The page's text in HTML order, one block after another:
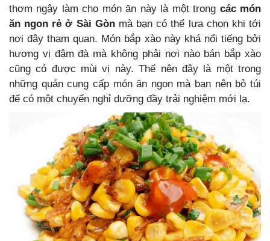
thơm ngậy làm cho món ăn này là một trong các món
ăn ngon rẻ ở Sài Gòn mà bạn có thể lựa chọn khi tới
nơi đây tham quan. Món bắp xào này khá nổi tiếng bởi
hương vị đậm đà mà không phải nơi nào bán bắp xào
cũng có được mùi vị này. Thế nên đây là một trong
những quán cung cấp món ăn ngon mà bạn nên bỏ túi
để có một chuyển nghỉ dưỡng đầy trải nghiệm mới lạ.